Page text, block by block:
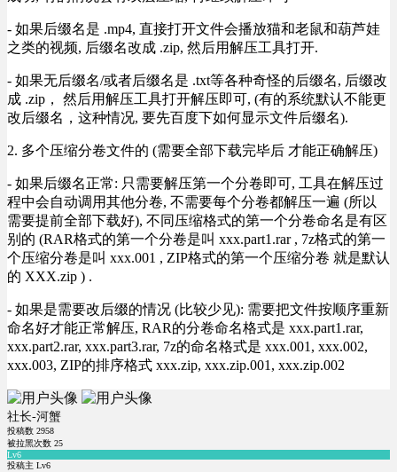
- 如果后缀名是 .mp4, 直接打开文件会播放猫和老鼠和葫芦娃
之类的视频, 后缀名改成 .zip, 然后用解压工具打开.
- 如果无后缀名/或者后缀名是 .txt等各种奇怪的后缀名, 后缀改
成 .zip， 然后用解压工具打开解压即可, (有的系统默认不能更
改后缀名，这种情况, 要先百度下如何显示文件后缀名).
2. 多个压缩分卷文件的 (需要全部下载完毕后 才能正确解压)
- 如果后缀名正常: 只需要解压第一个分卷即可, 工具在解压过
程中会自动调用其他分卷, 不需要每个分卷都解压一遍 (所以
需要提前全部下载好), 不同压缩格式的第一个分卷命名是有区
别的 (RAR格式的第一个分卷是叫 xxx.part1.rar , 7z格式的第一
个压缩分卷是叫 xxx.001 , ZIP格式的第一个压缩分卷 就是默认
的 XXX.zip ) .
- 如果是需要改后缀的情况 (比较少见): 需要把文件按顺序重新
命名好才能正常解压, RAR的分卷命名格式是 xxx.part1.rar,
xxx.part2.rar, xxx.part3.rar, 7z的命名格式是 xxx.001, xxx.002,
xxx.003, ZIP的排序格式 xxx.zip, xxx.zip.001, xxx.zip.002
社长-河蟹
投稿数 2958
被拉黑次数 25
Lv6
投稿主 Lv6